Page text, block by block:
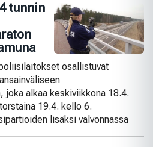
tunnin
osallistuvat
joka alkaa keskiviikkona 18.4.
19.4. kello 6.
lisäksi valvonnassa